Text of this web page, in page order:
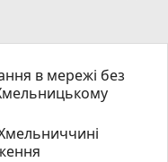
в мережі без